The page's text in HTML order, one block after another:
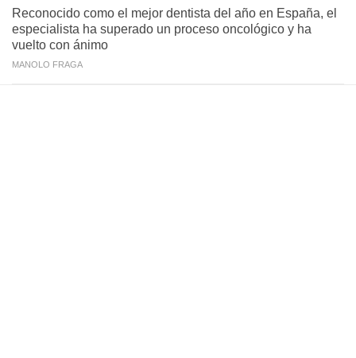
Reconocido como el mejor dentista del año en España, el
especialista ha superado un proceso oncológico y ha
vuelto con ánimo
MANOLO FRAGA